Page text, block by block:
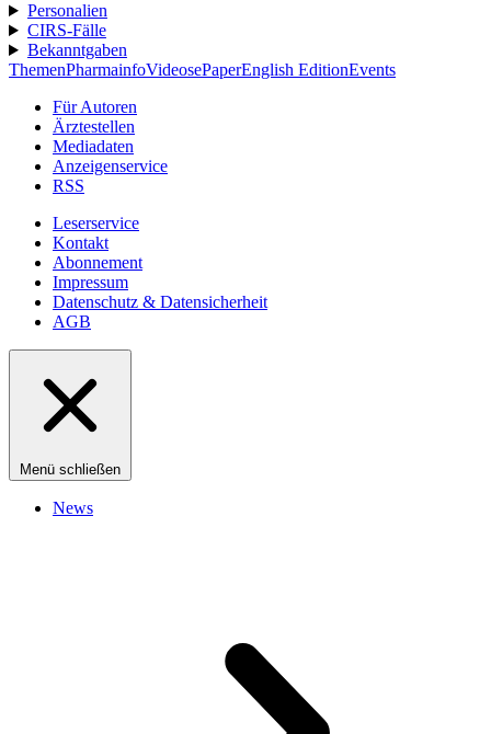
Personalien
CIRS-Fälle
Bekanntgaben
ThemenPharmainfoVideosePaperEnglish EditionEvents
Für Autoren
Ärztestellen
Mediadaten
Anzeigenservice
RSS
Leserservice
Kontakt
Abonnement
Impressum
Datenschutz & Datensicherheit
AGB
Menü schließen
News